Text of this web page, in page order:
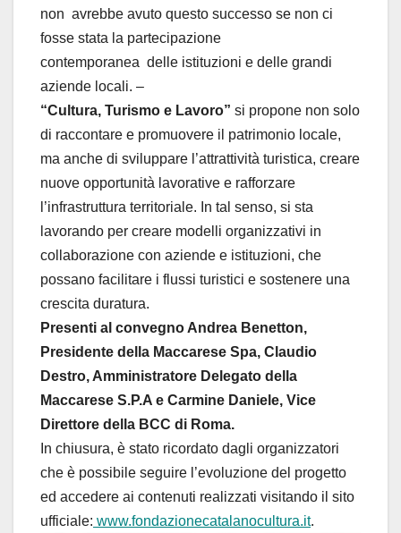
non avrebbe avuto questo successo se non ci
fosse stata la partecipazione
contemporanea delle istituzioni e delle grandi
aziende locali. –
“Cultura, Turismo e Lavoro” si propone non solo
di raccontare e promuovere il patrimonio locale,
ma anche di sviluppare l’attrattività turistica, creare
nuove opportunità lavorative e rafforzare
l’infrastruttura territoriale. In tal senso, si sta
lavorando per creare modelli organizzativi in
collaborazione con aziende e istituzioni, che
possano facilitare i flussi turistici e sostenere una
crescita duratura.
Presenti al convegno Andrea Benetton,
Presidente della Maccarese Spa, Claudio
Destro, Amministratore Delegato della
Maccarese S.P.A e Carmine Daniele, Vice
Direttore della BCC di Roma.
In chiusura, è stato ricordato dagli organizzatori
che è possibile seguire l’evoluzione del progetto
ed accedere ai contenuti realizzati visitando il sito
ufficiale: www.fondazionecatalanocultura.it.